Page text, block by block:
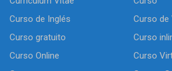
Curso de Inglés
Curso de
Curso gratuito
Curso
Curso Online
Curso